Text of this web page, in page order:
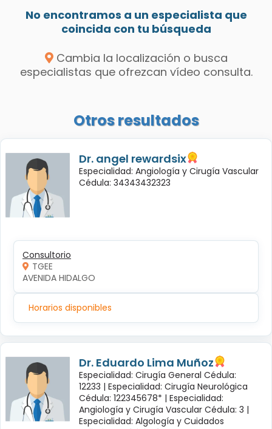
No encontramos a un especialista que
coincida con tu búsqueda
Cambia la localización o busca
especialistas que ofrezcan vídeo consulta.
Otros resultados
Dr. angel rewardsix
Especialidad: Angiología y Cirugía Vascular
Cédula: 34343432323
Consultorio
TGEE
AVENIDA HIDALGO
Horarios disponibles
Dr. Eduardo Lima Muñoz
Especialidad: Cirugía General Cédula:
12233 | Especialidad: Cirugía Neurológica
Cédula: 122345678* | Especialidad:
Angiología y Cirugía Vascular Cédula: 3 |
Especialidad: Algología y Cuidados